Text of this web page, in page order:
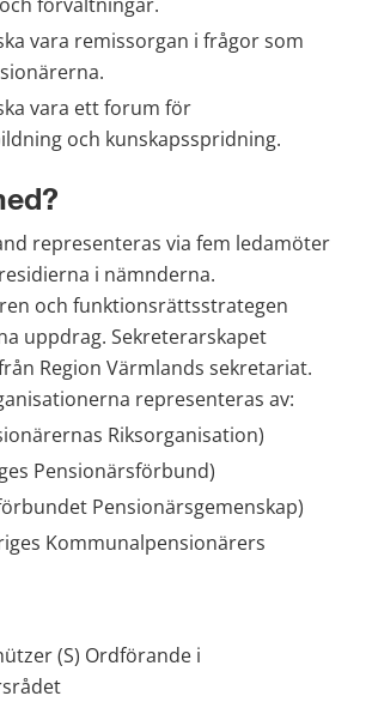
vara remissorgan i frågor som
vara ett forum för
och kunskapsspridning.
representeras via fem ledamöter
i nämnderna.
och funktionsrättsstrategen
uppdrag. Sekreterarskapet
Region Värmlands sekretariat.
representeras av:
Riksorganisation)
Pensionärsförbund)
Pensionärsgemenskap)
Kommunalpensionärers
(S) Ordförande i